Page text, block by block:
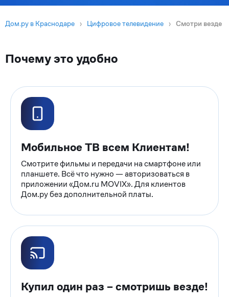
Дом.ру в Краснодаре › Цифровое телевидение › Смотри везде
Почему это удобно
Мобильное ТВ всем Клиентам!
Смотрите фильмы и передачи на смартфоне или
планшете. Всё что нужно — авторизоваться в
приложении «Дом.ru MOVIX». Для клиентов
Дом.ру без дополнительной платы.
Купил один раз – смотришь везде!